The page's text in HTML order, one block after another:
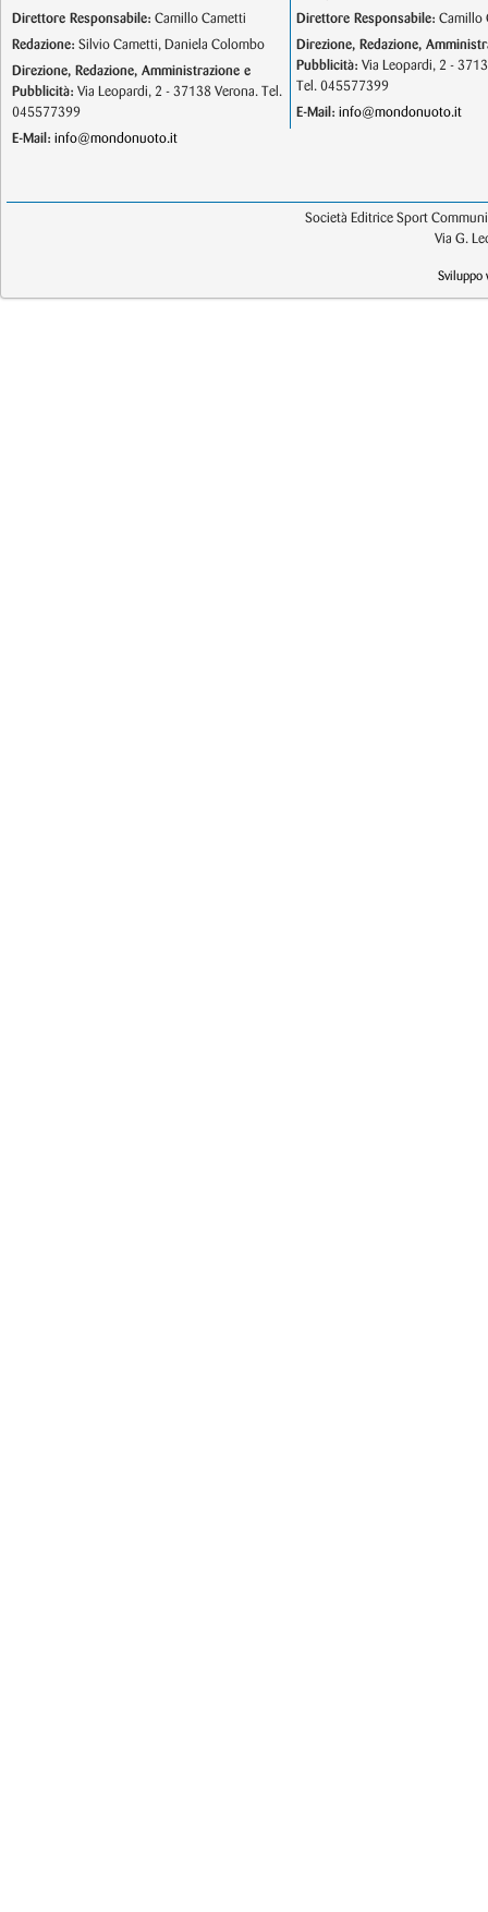
Direttore Responsabile: Camillo Cametti
Redazione: Silvio Cametti, Daniela Colombo
Direzione, Redazione, Amministrazione e
Pubblicità: Via Leopardi, 2 - 37138 Verona. Tel.
045577399
E-Mail: info@mondonuoto.it
Direttore Responsabile: Camillo
Direzione, Redazione,
Pubblicità: Via Leopardi, 2 -
Tel. 045577399
E-Mail: info@mondonuoto.it
Società Editrice Sport
Via G.
Sviluppo